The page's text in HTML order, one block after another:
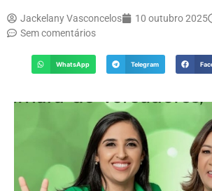
Jackelany Vasconcelos 10 outubro 2025
Sem comentários
WhatsApp Telegram